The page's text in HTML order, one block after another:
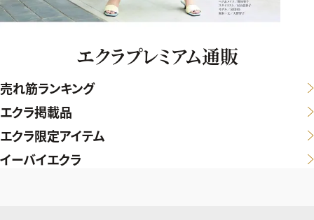
エクラプレミアム通販
売れ筋ランキング
エクラ掲載品
エクラ限定アイテム
イーバイエクラ